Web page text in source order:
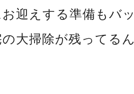
迎えする準備もバ
の大掃除が残ってる